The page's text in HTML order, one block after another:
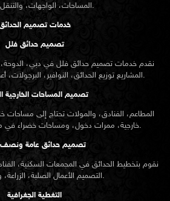
المساحات، الواجهات، والتنقل الداخلي.
خدمات تصميم
تصميم حدائق فلل
نقدم خدماتتصميم حدائق فلل في دبي،
المشاريع توزيع الحدائق، النوافير، البرجولات، أعمال الحجر، وأنظمة الزراعة.
تصميم المساحات الخارجية
المطاعم، الفنادق، والمولات تحتاج إلى
خارجية، ممرات دخول، ومساحات خضراء في مشاريع في الخليج وتركيا.
تصميم حدائق عامة ونصف
نقوم بتخطيط الحدائق في المجمعات السكنية،
التصميم الأعمال الصلبة، الزراعة، وأنظمة الري.
التغطية الجغرافية